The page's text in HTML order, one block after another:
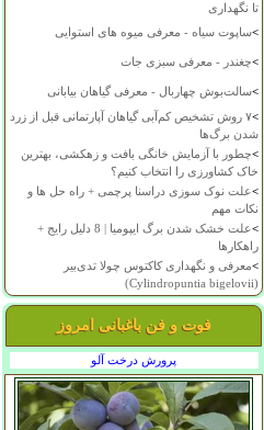
تا نگهداری
>ساپوت سیاه - معرفی میوه های استوایی
>چغندر - معرفی سبزی جات
>سالت‌بوش چهاربال - معرفی گیاهان بیابانی
>
۷ روش تشخیص کم‌آبی گیاهان آپارتمانی قبل از زرد
شدن برگ‌ها
>چطور با آزمایش خانگی بافت و زهکشی، بهترین
خاک کشاورزی را انتخاب کنیم؟
>علت نوک سوزی دراسنا پرچمی + راه حل ها و
نکات مهم
>
علت خشک شدن برگ ایپومیا | 8 دلیل رایج +
راهکارها
>معرفی و نگهداری کاکتوس چولا تدی‌بیر
(Cylindropuntia bigelovii)
فوت و فن باغبانی امروز
پرورش درخت آلو